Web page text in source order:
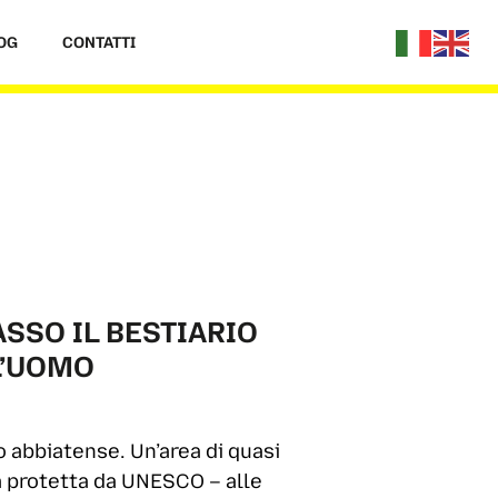
CONTATTI
IL BESTIARIO
Un’area di quasi
da UNESCO – alle